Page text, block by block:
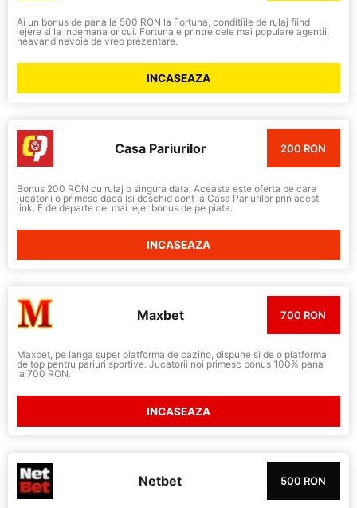
Ai un bonus de pana la 500 RON la Fortuna, conditiile de rulaj fiind
lejere si la indemana oricui. Fortuna e printre cele mai populare agentii,
neavand nevoie de vreo prezentare.
INCASEAZA
Casa Pariurilor 200 RON
Bonus 200 RON cu rulaj o singura data. Aceasta este oferta pe care
jucatorii o primesc daca isi deschid cont la Casa Pariurilor prin acest
link. E de departe cel mai lejer bonus de pe piata.
INCASEAZA
Maxbet 700 RON
Maxbet, pe langa super platforma de cazino, dispune si de o platforma
de top pentru pariuri sportive. Jucatorii noi primesc bonus 100% pana
la 700 RON.
INCASEAZA
Netbet 500 RON